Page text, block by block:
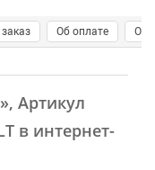
Об оплате О
, Артикул
в интернет-